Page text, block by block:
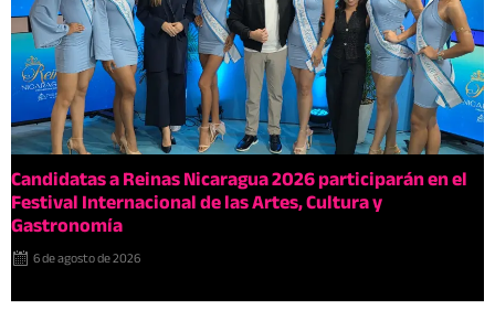
Candidatas a Reinas Nicaragua 2026 participarán en el
Festival Internacional de las Artes, Cultura y
Gastronomía
6 de agosto de 2026